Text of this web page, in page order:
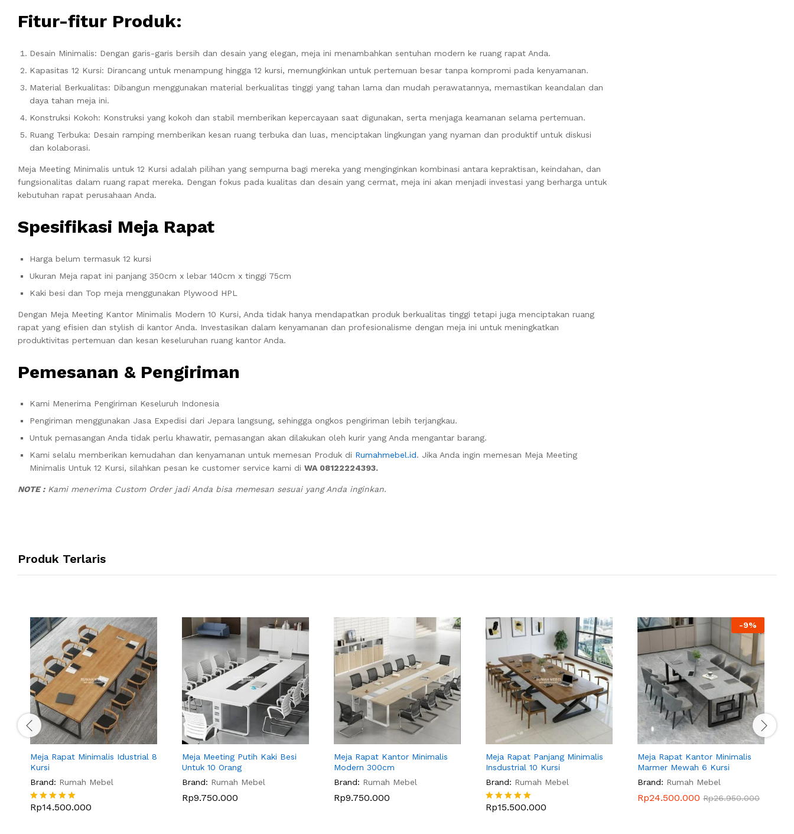
Fitur-fitur Produk:
Desain Minimalis: Dengan garis-garis bersih dan desain yang elegan, meja ini menambahkan sentuhan modern ke ruang rapat Anda.
Kapasitas 12 Kursi: Dirancang untuk menampung hingga 12 kursi, memungkinkan untuk pertemuan besar tanpa kompromi pada kenyamanan.
Material Berkualitas: Dibangun menggunakan material berkualitas tinggi yang tahan lama dan mudah perawatannya, memastikan keandalan dan
daya tahan meja ini.
Konstruksi Kokoh: Konstruksi yang kokoh dan stabil memberikan kepercayaan saat digunakan, serta menjaga keamanan selama pertemuan.
Ruang Terbuka: Desain ramping memberikan kesan ruang terbuka dan luas, menciptakan lingkungan yang nyaman dan produktif untuk diskusi
dan kolaborasi.
Meja Meeting Minimalis untuk 12 Kursi adalah pilihan yang sempurna bagi mereka yang menginginkan kombinasi antara kepraktisan, keindahan, dan
fungsionalitas dalam ruang rapat mereka. Dengan fokus pada kualitas dan desain yang cermat, meja ini akan menjadi investasi yang berharga untuk
kebutuhan rapat perusahaan Anda.
Spesifikasi Meja Rapat
Harga belum termasuk 12 kursi
Ukuran Meja rapat ini panjang 350cm x lebar 140cm x tinggi 75cm
Kaki besi dan Top meja menggunakan Plywood HPL
Dengan Meja Meeting Kantor Minimalis Modern 10 Kursi, Anda tidak hanya mendapatkan produk berkualitas tinggi tetapi juga menciptakan ruang
rapat yang efisien dan stylish di kantor Anda. Investasikan dalam kenyamanan dan profesionalisme dengan meja ini untuk meningkatkan
produktivitas pertemuan dan kesan keseluruhan ruang kantor Anda.
Pemesanan & Pengiriman
Kami Menerima Pengiriman Keseluruh Indonesia
Pengiriman menggunakan Jasa Expedisi dari Jepara langsung, sehingga ongkos pengiriman lebih terjangkau.
Untuk pemasangan Anda tidak perlu khawatir, pemasangan akan dilakukan oleh kurir yang Anda mengantar barang.
Kami selalu memberikan kemudahan dan kenyamanan untuk memesan Produk di Rumahmebel.id. Jika Anda ingin memesan Meja Meeting
Minimalis Untuk 12 Kursi, silahkan pesan ke customer service kami di WA 08122224393.
NOTE :Kami menerima Custom Order jadi Anda bisa memesan sesuai yang Anda inginkan.
Produk Terlaris
Meja Rapat Minimalis Idustrial 8
Kursi
Brand: Rumah Mebel
Dinilai
Rp14.500.000
Meja Meeting Putih Kaki Besi
Untuk 10 Orang
Brand: Rumah Mebel
Rp9.750.000
Meja Rapat Kantor Minimalis
Modern 300cm
Brand: Rumah Mebel
Rp9.750.000
Meja Rapat Panjang Minimalis
Insdustrial 10 Kursi
Brand: Rumah Mebel
Dinilai
Rp15.500.000
-9%
Meja Rapat Kantor Minimalis
Marmer Mewah 6 Kursi
Brand: Rumah Mebel
Rp24.500.000 Rp26.950.000